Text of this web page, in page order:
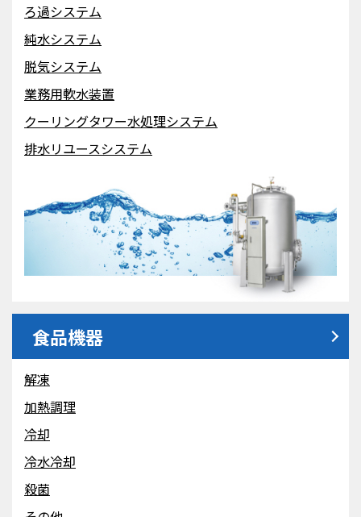
ろ過システム
純水システム
脱気システム
業務用軟水装置
クーリングタワー水処理システム
排水リユースシステム
食品機器
解凍
加熱調理
冷却
冷水冷却
殺菌